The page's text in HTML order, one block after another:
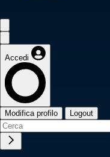
Accedi
Modifica profilo Logout